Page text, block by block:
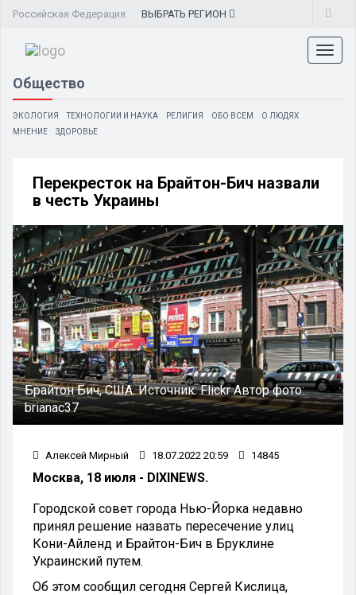
Российская Федерация ВЫБРАТЬ РЕГИОН
Общество
ЭКОЛОГИЯ ТЕХНОЛОГИИ И НАУКА РЕЛИГИЯ ОБО ВСЕМ
О ЛЮДЯХ
МНЕНИЕ
ЗДОРОВЬЕ
Перекресток на Брайтон-Бич назвали
в честь Украины
Брайтон Бич, США.Источник:FlickrАвтор фото:
brianac37
Алексей Мирный 18.07.2022 20:59 14845
Москва, 18 июля - DIXINEWS.
Городской совет города Нью-Йорка недавно
принял решение назвать пересечение улиц
Кони-Айленд и Брайтон-Бич в Бруклине
Украинский путем.
Об этом сообщил сегодня Сергей Кислица,